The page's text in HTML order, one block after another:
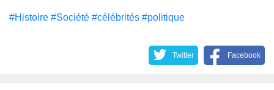
#Histoire #Société #célébrités #politique
Twitter Facebook